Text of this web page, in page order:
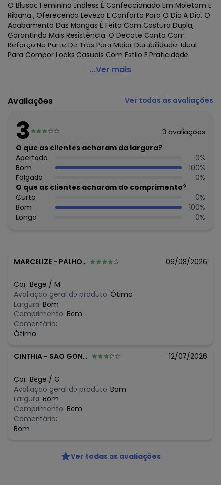
O Blusão Feminino Endless É Confeccionado Em Moletom E
Ribana , Oferecendo Leveza E Conforto Para O Dia A Dia. O
Acabamento Das Mangas É Feito Com Costura Dupla,
Garantindo Mais Resistência. O Decote Conta Com
Reforço Na Parte De Trás Para Maior Durabilidade. Ideal
Para Compor Looks Casuais Com Estilo E Praticidade.
Endless - Blusão Feminino Moletom Felpado Bege
Fornecedor: ROVITEX IND E COM DE MALHAS LTDA / CNPJ
79.233.672/0010-98
Cuidados para conservação do produto: Lavar à mão.
Não usar alvejante.
Não usar secadora.
Secar na sombra.
Passar temperatura mínima.
Não lavar a seco.
Tecido: Moletom E Ribana
Composição: Peca Total 48% Algodão 52% Poliéster
Histórico de preços
julho/2026 R$ 87,49
maio/2026
abril/2026
março/2026
fevereiro/2026
...Ver mais
Avaliações Ver todas as avaliações
3 3 avaliações
O que as clientes acharam da largura?
Apertado
0%
Bom
100%
Folgado
0%
O que as clientes acharam do comprimento?
Curto
0%
Bom
100%
Longo
0%
MARCELIZE - PALHOCA - SC 06/08/2026
Cor: Bege / M
Avaliação geral do produto: Ótimo
Largura: Bom
Comprimento: Bom
Comentário:
Ótimo
CINTHIA - SAO GONCALO - RJ 12/07/2026
Cor: Bege / G
Avaliação geral do produto: Bom
Largura: Bom
Comprimento: Bom
Comentário:
Bom
Ver todas as avaliações